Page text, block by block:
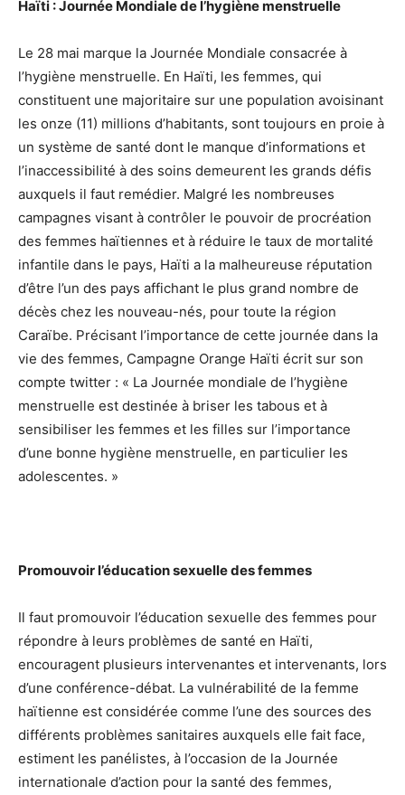
Haïti : Journée Mondiale de l’hygiène menstruelle
Le 28 mai marque la Journée Mondiale consacrée à
l’hygiène menstruelle. En Haïti, les femmes, qui
constituent une majoritaire sur une population avoisinant
les onze (11) millions d’habitants, sont toujours en proie à
un système de santé dont le manque d’informations et
l’inaccessibilité à des soins demeurent les grands défis
auxquels il faut remédier. Malgré les nombreuses
campagnes visant à contrôler le pouvoir de procréation
des femmes haïtiennes et à réduire le taux de mortalité
infantile dans le pays, Haïti a la malheureuse réputation
d’être l’un des pays affichant le plus grand nombre de
décès chez les nouveau-nés, pour toute la région
Caraïbe. Précisant l’importance de cette journée dans la
vie des femmes, Campagne Orange Haïti écrit sur son
compte twitter : « La Journée mondiale de l’hygiène
menstruelle est destinée à briser les tabous et à
sensibiliser les femmes et les filles sur l’importance
d’une bonne hygiène menstruelle, en particulier les
adolescentes. »
Promouvoir l’éducation sexuelle des femmes
Il faut promouvoir l’éducation sexuelle des femmes pour
répondre à leurs problèmes de santé en Haïti,
encouragent plusieurs intervenantes et intervenants, lors
d’une conférence-débat. La vulnérabilité de la femme
haïtienne est considérée comme l’une des sources des
différents problèmes sanitaires auxquels elle fait face,
estiment les panélistes, à l’occasion de la Journée
internationale d’action pour la santé des femmes,